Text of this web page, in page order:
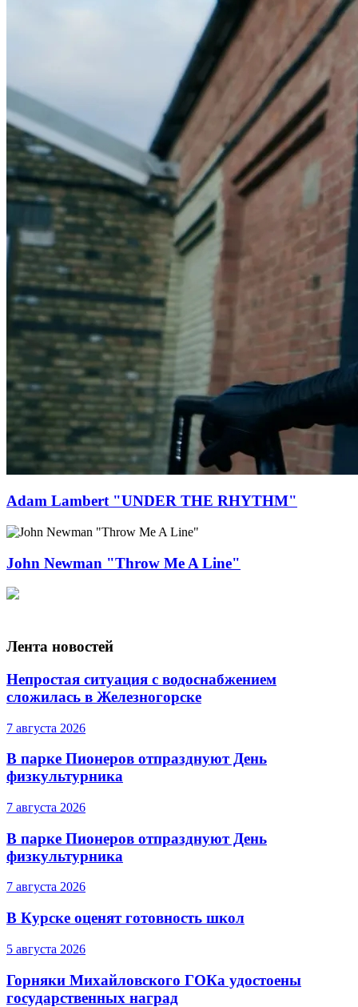
Adam Lambert "UNDER THE RHYTHM"
John Newman "Throw Me A Line"
Лента новостей
Непростая ситуация с водоснабжением
сложилась в Железногорске
7 августа 2026
В парке Пионеров отпразднуют День
физкультурника
7 августа 2026
В парке Пионеров отпразднуют День
физкультурника
7 августа 2026
В Курске оценят готовность школ
5 августа 2026
Горняки Михайловского ГОКа удостоены
государственных наград